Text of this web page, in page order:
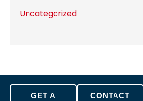
Uncategorized
GET A
CONTACT